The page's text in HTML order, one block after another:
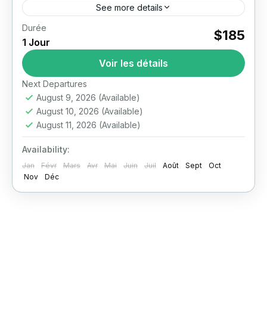
See more details
Luxor East
Full Day Tour to East and West Banks of Luxor
Private Luxor East and West Bank Tour – The
Ultimate One-Day Highlights Experience
Imagine standing...
Louxor
Durée
1 Jour $185
Voir les détails
Next Departures
August 9, 2026 (Available)
August 10, 2026 (Available)
August 11, 2026 (Available)
Availability:
Jan Févr Mars Avr Mai Juin Juil Août Sept
Oct
Nov
Déc